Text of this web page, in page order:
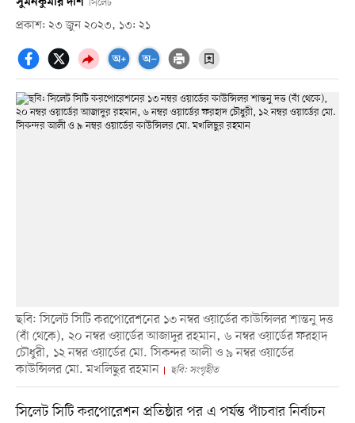
সিলেট
প্রকাশ: ২৩ জুন ২০২৩, ১৩: ২১
ছবি: সিলেট সিটি করপোরেশনের ১৩ নম্বর ওয়ার্ডের কাউন্সিলর শান্তনু দত্ত
(বাঁ থেকে), ২০ নম্বর ওয়ার্ডের আজাদুর রহমান, ৬ নম্বর ওয়ার্ডের ফরহাদ
চৌধুরী, ১২ নম্বর ওয়ার্ডের মো. সিকন্দর আলী ও ৯ নম্বর ওয়ার্ডের
কাউন্সিলর মো. মখলিছুর রহমান
ছবি: সংগৃহীত
সিলেট সিটি করপোরেশন প্রতিষ্ঠার পর এ পর্যন্ত পাঁচবার নির্বাচন